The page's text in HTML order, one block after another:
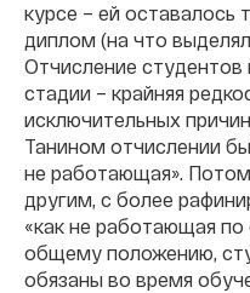
курсе – ей оставалось
диплом (на что
Отчисление
стадии – крайняя
исключительных
Танином отчислении
не работающая».
другим, с более
«как не работающая по
общему положению,
обязаны во время